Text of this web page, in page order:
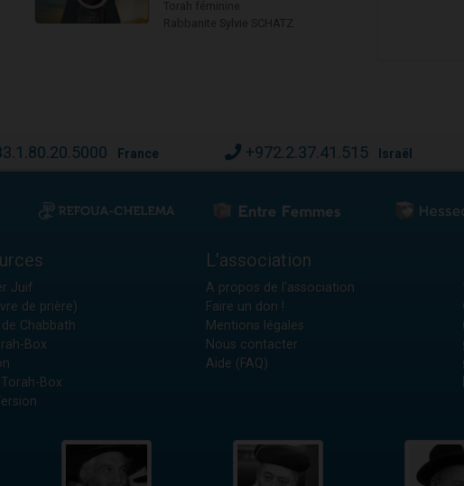
France +972.2.37.41.515 Israël
Juif
de prière)
Chabbath
Box
Box
L'association
A propos de l'association
Faire un don !
Mentions légales
Nous contacter
Aide (FAQ)